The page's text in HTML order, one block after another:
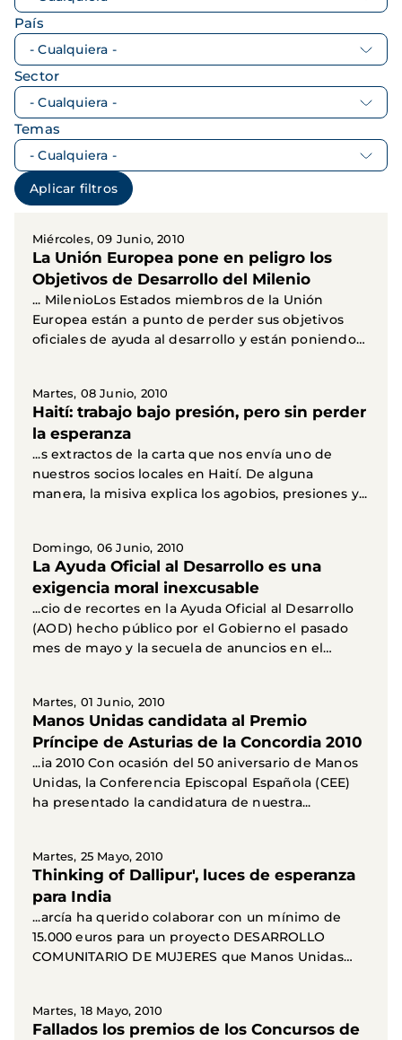
País
Sector
Temas
Miércoles, 09 Junio, 2010
La Unión Europea pone en peligro los
Objetivos de Desarrollo del Milenio
... MilenioLos Estados miembros de la Unión
Europea están a punto de perder sus objetivos
oficiales de ayuda al desarrollo y están poniendo
Martes, 08 Junio, 2010
Haití: trabajo bajo presión, pero sin perder
la esperanza
...s extractos de la carta que nos envía uno de
nuestros socios locales en Haití. De alguna
manera, la misiva explica los agobios, presiones y...
Domingo, 06 Junio, 2010
La Ayuda Oficial al Desarrollo es una
exigencia moral inexcusable
...cio de recortes en la Ayuda Oficial al Desarrollo
(AOD) hecho público por el Gobierno el pasado
mes de mayo y la secuela de anuncios en el
Martes, 01 Junio, 2010
Manos Unidas candidata al Premio
Príncipe de Asturias de la Concordia 2010
...ia 2010 Con ocasión del 50 aniversario de Manos
Unidas, la Conferencia Episcopal Española (CEE)
ha presentado la candidatura de nuestra...
Martes, 25 Mayo, 2010
Thinking of Dallipur', luces de esperanza
para India
...arcía ha querido colaborar con un mínimo de
15.000 euros para un proyecto DESARROLLO
COMUNITARIO DE MUJERES que Manos Unidas
Martes, 18 Mayo, 2010
Fallados los premios de los Concursos de